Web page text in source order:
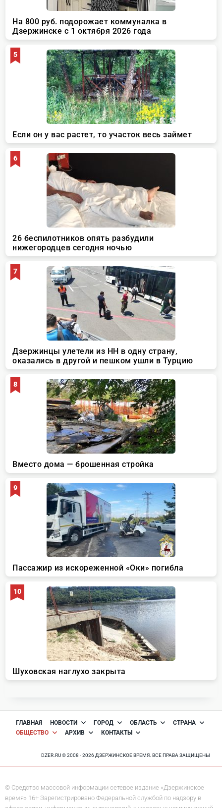
ГЛАВНАЯ НОВОСТИ ГОРОД ОБЛАСТЬ
СТРАНА
ОБЩЕСТВО
АРХИВ КОНТАКТЫ
DZER.RU © 2008 - 2026 ДЗЕРЖИНСКОЕ ВРЕМЯ. ВСЕ ПРАВА ЗАЩИЩЕНЫ
© Средство массовой информации сетевое издание «Дзержинское
время» 16+ Зарегистрировано Федеральной службой по надзору в